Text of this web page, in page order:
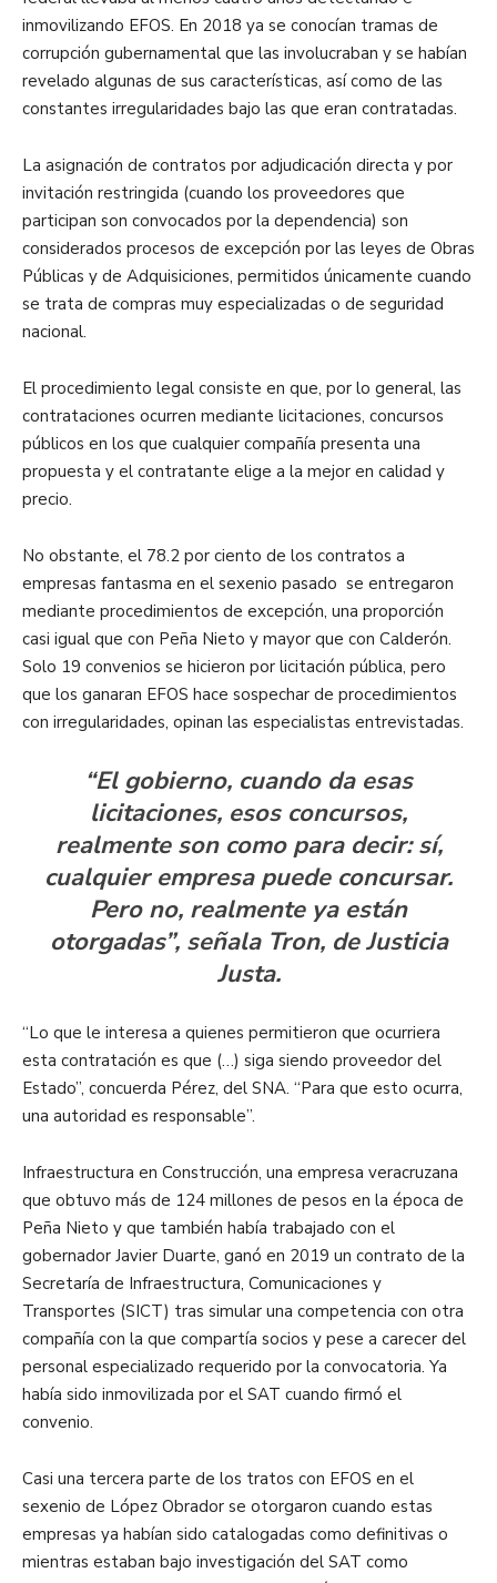
inmovilizando EFOS. En 2018 ya se conocían tramas de
corrupción gubernamental que las involucraban y se habían
revelado algunas de sus características, así como de las
constantes irregularidades bajo las que eran contratadas.
La asignación de contratos por adjudicación directa y por
invitación restringida (cuando los proveedores que
participan son convocados por la dependencia) son
considerados procesos de excepción por las leyes de Obras
Públicas y de Adquisiciones, permitidos únicamente cuando
se trata de compras muy especializadas o de seguridad
nacional.
El procedimiento legal consiste en que, por lo general, las
contrataciones ocurren mediante licitaciones, concursos
públicos en los que cualquier compañía presenta una
propuesta y el contratante elige a la mejor en calidad y
precio.
No obstante, el 78.2 por ciento de los contratos a
empresas fantasma en el sexenio pasado se entregaron
mediante procedimientos de excepción, una proporción
casi igual que con Peña Nieto y mayor que con Calderón.
Solo 19 convenios se hicieron por licitación pública, pero
que los ganaran EFOS hace sospechar de procedimientos
con irregularidades, opinan las especialistas entrevistadas.
“El gobierno, cuando da esas
licitaciones, esos concursos,
realmente son como para decir: sí,
cualquier empresa puede concursar.
Pero no, realmente ya están
otorgadas”, señala Tron, de Justicia
Justa.
“Lo que le interesa a quienes permitieron que ocurriera
esta contratación es que (…) siga siendo proveedor del
Estado”, concuerda Pérez, del SNA. “Para que esto ocurra,
una autoridad es responsable”.
Infraestructura en Construcción, una empresa veracruzana
que obtuvo más de 124 millones de pesos en la época de
Peña Nieto y que también había trabajado con el
gobernador Javier Duarte, ganó en 2019 un contrato de la
Secretaría de Infraestructura, Comunicaciones y
Transportes (SICT) tras simular una competencia con otra
compañía con la que compartía socios y pese a carecer del
personal especializado requerido por la convocatoria. Ya
había sido inmovilizada por el SAT cuando firmó el
convenio.
Casi una tercera parte de los tratos con EFOS en el
sexenio de López Obrador se otorgaron cuando estas
empresas ya habían sido catalogadas como definitivas o
mientras estaban bajo investigación del SAT como